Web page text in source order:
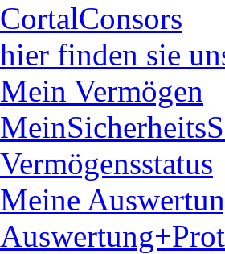
CortalConsors
hier finden sie
Mein Vermögen
Vermögensstatus
Meine